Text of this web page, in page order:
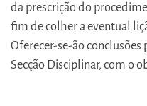
da prescrição do
fim de colher a eventual
Oferecer-se-ão conclusões
Secção Disciplinar, com o